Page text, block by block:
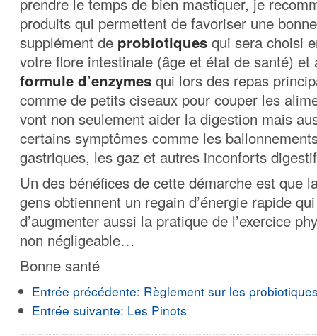
produits qui permettent de favoriser une
supplément de probiotiques qui sera choisi
votre flore intestinale (âge et état de santé) et
formule d’enzymes qui lors des repas
comme de petits ciseaux pour couper les
vont non seulement aider la digestion mais
certains symptômes comme les
gastriques, les gaz et autres inconforts
Un des bénéfices de cette démarche est que
gens obtiennent un regain d’énergie rapide
d’augmenter aussi la pratique de l’exercice
non négligeable…
Bonne santé
Entrée précédente: Règlement sur les
Entrée suivante: Les Pinots